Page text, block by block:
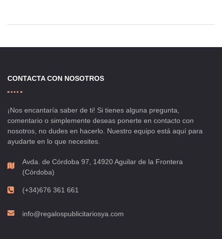
CONTACTA CON NOSOTROS
¡Nos encantaría saber de ti! Si tienes alguna pregunta,
comentario o simplemente deseas ponerte en contacto con
nosotros, no dudes en hacerlo. Nuestro equipo está aquí para
ayudarte en lo que necesites.
Avda. de Córdoba 97, 14920 Aguilar de la Frontera
(Córdoba)
(+34)676 361 661
info@regalospublicitariosya.com